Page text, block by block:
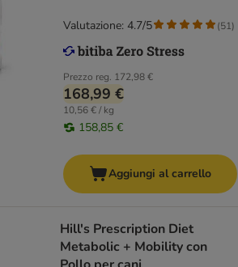
Prezzo reg. 172,98 €
168,99 €
10,56 € / kg
158,85 €
Valutazione: 4.7/5 (51)
Aggiungi al carrello
Hill's Prescription Diet
Metabolic + Mobility con